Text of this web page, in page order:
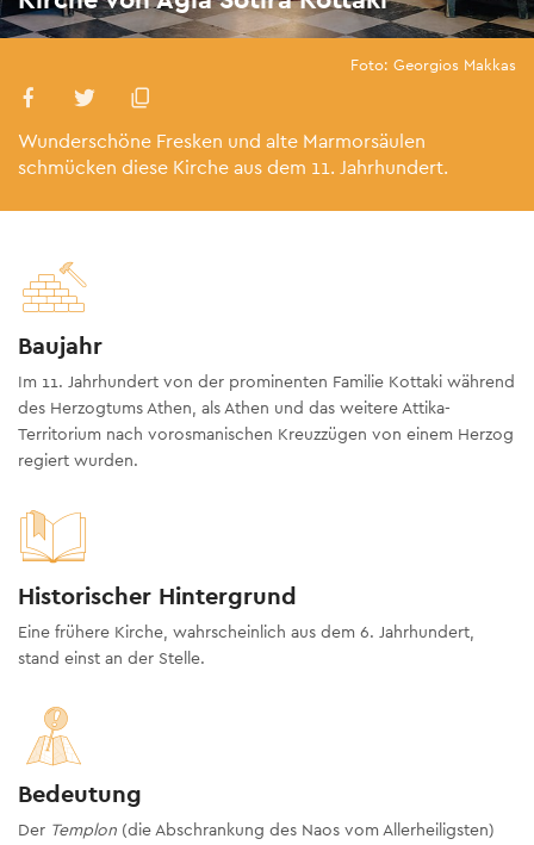
Foto: Georgios Makkas
Wunderschöne Fresken und alte Marmorsäulen
schmücken diese Kirche aus dem 11. Jahrhundert.
Baujahr
Im 11. Jahrhundert von der prominenten Familie Kottaki während
des Herzogtums Athen, als Athen und das weitere Attika-
Territorium nach vorosmanischen Kreuzzügen von einem Herzog
regiert wurden.
Historischer Hintergrund
Eine frühere Kirche, wahrscheinlich aus dem 6. Jahrhundert,
stand einst an der Stelle.
Bedeutung
Der Templon (die Abschrankung des Naos vom Allerheiligsten)